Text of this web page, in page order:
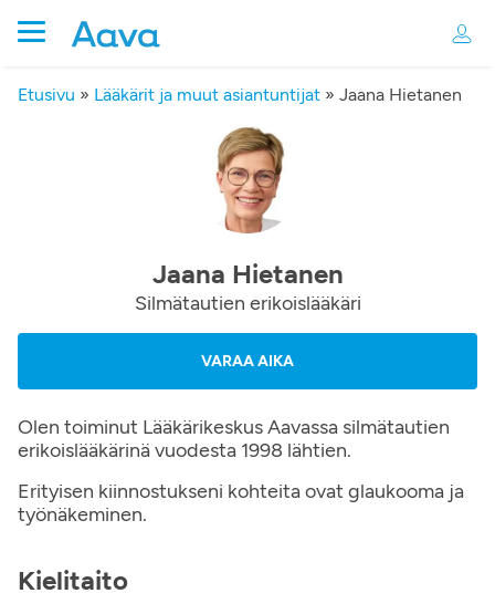
Etusivu » Lääkärit ja muut asiantuntijat » Jaana Hietanen
Jaana Hietanen
Silmätautien erikoislääkäri
VARAA AIKA
Olen toiminut Lääkärikeskus Aavassa silmätautien
erikoislääkärinä vuodesta 1998 lähtien.
Erityisen kiinnostukseni kohteita ovat glaukooma ja
työnäkeminen.
Kielitaito